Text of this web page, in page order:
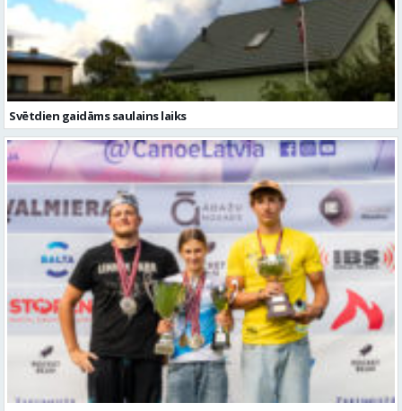
Svētdien gaidāms saulains laiks